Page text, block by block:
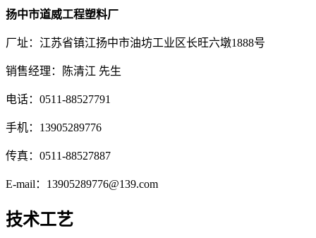
扬中市道威工程塑料厂
厂址：江苏省镇江扬中市油坊工业区长旺六墩1888号
销售经理：陈清江 先生
电话：0511-88527791
手机：13905289776
传真：0511-88527887
E-mail：13905289776@139.com
技术工艺